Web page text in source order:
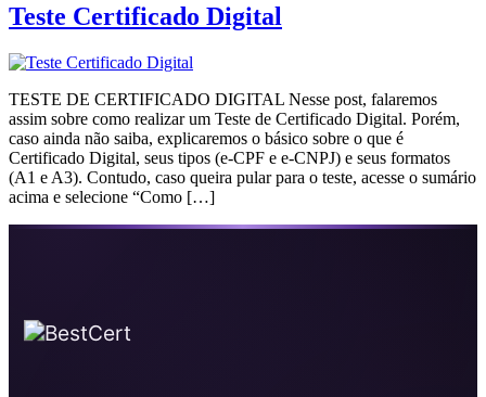
Teste Certificado Digital
TESTE DE CERTIFICADO DIGITAL Nesse post, falaremos
assim sobre como realizar um Teste de Certificado Digital. Porém,
caso ainda não saiba, explicaremos o básico sobre o que é
Certificado Digital, seus tipos (e-CPF e e-CNPJ) e seus formatos
(A1 e A3). Contudo, caso queira pular para o teste, acesse o sumário
acima e selecione “Como […]